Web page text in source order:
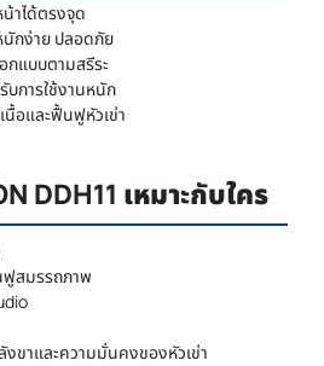
าได้ตรงจุด
นักง่าย ปลอดภัย
กแบบตามสรีระ
บการใช้งานหนัก
นื้อและฟื้นฟูหัวเข่า
DDH11 เหมาะกับใคร
สมรรถภาพ
ขาและความมั่นคงของหัวเข่า